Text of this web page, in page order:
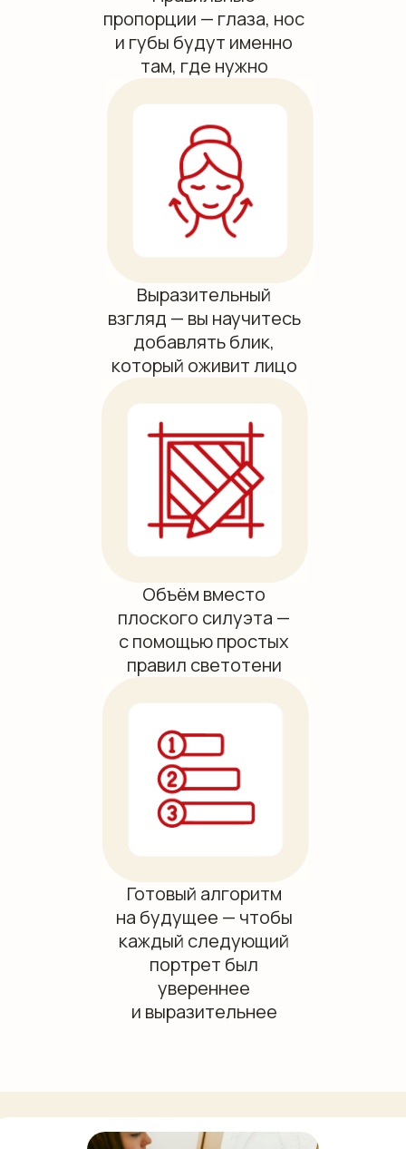
пропорции — глаза, нос
и губы будут именно
там, где нужно
Выразительный
взгляд — вы научитесь
добавлять блик,
который оживит лицо
Объём вместо
плоского силуэта —
с помощью простых
правил светотени
Готовый алгоритм
на будущее — чтобы
каждый следующий
портрет был
увереннее
и выразительнее